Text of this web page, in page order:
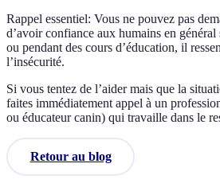
Rappel essentiel: Vous ne pouvez pas
d’avoir confiance aux humains en
ou pendant des cours d’éducation, il
l’insécurité.
Si vous tentez de l’aider mais que la
faites immédiatement appel à un
ou éducateur canin) qui travaille dans le
Retour au blog